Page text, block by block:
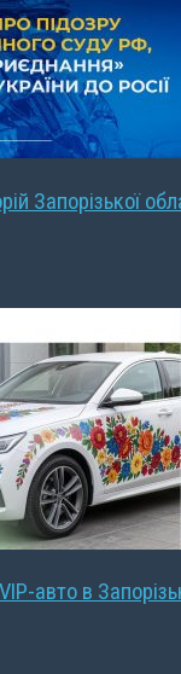
Запорізької
авто в